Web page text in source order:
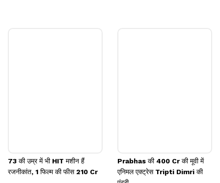
73 की उम्र में भी HIT मशीन हैं
रजनीकांत, 1 फिल्म की फीस 210 Cr
Prabhas की 400 Cr की मूवी में
एनिमल एक्ट्रेस Tripti Dimri की